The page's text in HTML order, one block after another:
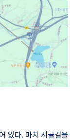
있다. 마치 시골길을